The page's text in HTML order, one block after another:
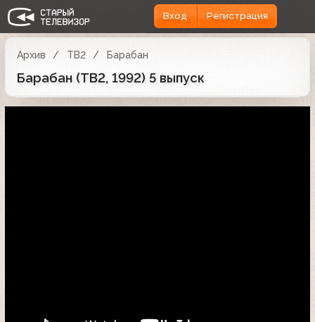
Вход Регистрация
Архив ТВ2 Барабан
Барабан (ТВ2, 1992) 5 выпуск